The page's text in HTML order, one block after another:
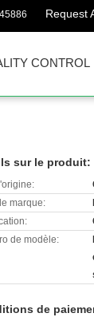
Request
CONTROL
sur le produit:
marque:
de modèle:
de